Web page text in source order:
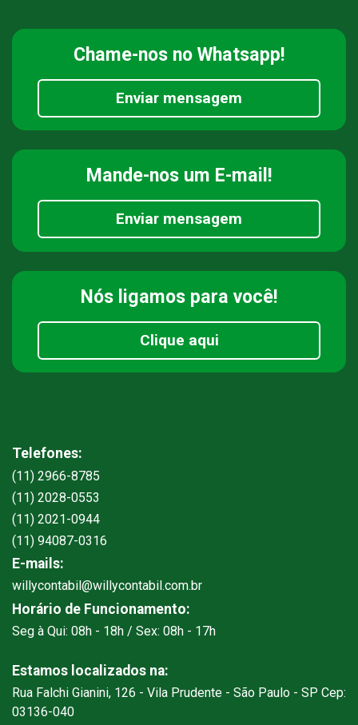
Chame-nos no Whatsapp!
Enviar mensagem
Mande-nos um E-mail!
Enviar mensagem
Nós ligamos para você!
Clique aqui
Telefones:
(11) 2966-8785
(11) 2028-0553
(11) 2021-0944
(11) 94087-0316
E-mails:
willycontabil@willycontabil.com.br
Horário de Funcionamento:
Seg à Qui: 08h - 18h / Sex: 08h - 17h
Estamos localizados na:
Rua Falchi Gianini, 126 - Vila Prudente - São Paulo - SP Cep:
03136-040